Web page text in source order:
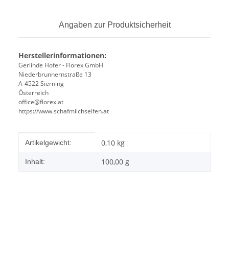
Angaben zur Produktsicherheit
Herstellerinformationen:
Gerlinde Hofer - Florex GmbH
Niederbrunnernstraße 13
A-4522 Sierning
Österreich
office@florex.at
https://www.schafmilchseifen.at
Produkteigenschaft
Wert
Artikelgewicht: 0,10 kg
Inhalt: 100,00 g